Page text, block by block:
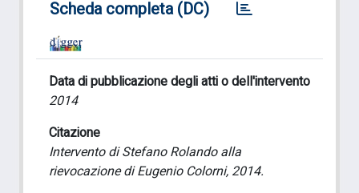
Scheda completa (DC)
Data di pubblicazione degli atti o dell'intervento
2014
Citazione
Intervento di Stefano Rolando alla
rievocazione di Eugenio Colorni, 2014.